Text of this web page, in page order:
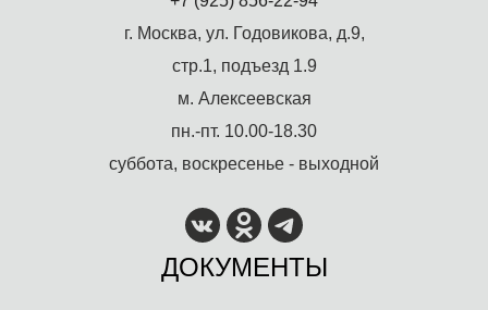
г. Москва, ул. Годовикова, д.9,
стр.1, подъезд 1.9
м. Алексеевская
пн.-пт. 10.00-18.30
суббота, воскресенье - выходной
ДОКУМЕНТЫ